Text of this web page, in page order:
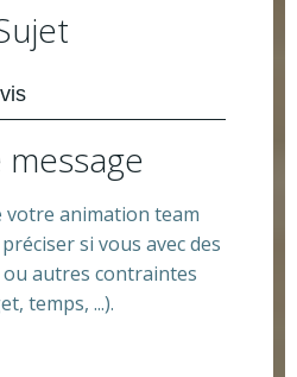
votre animation team
si vous avec des
autres contraintes
temps, ...).